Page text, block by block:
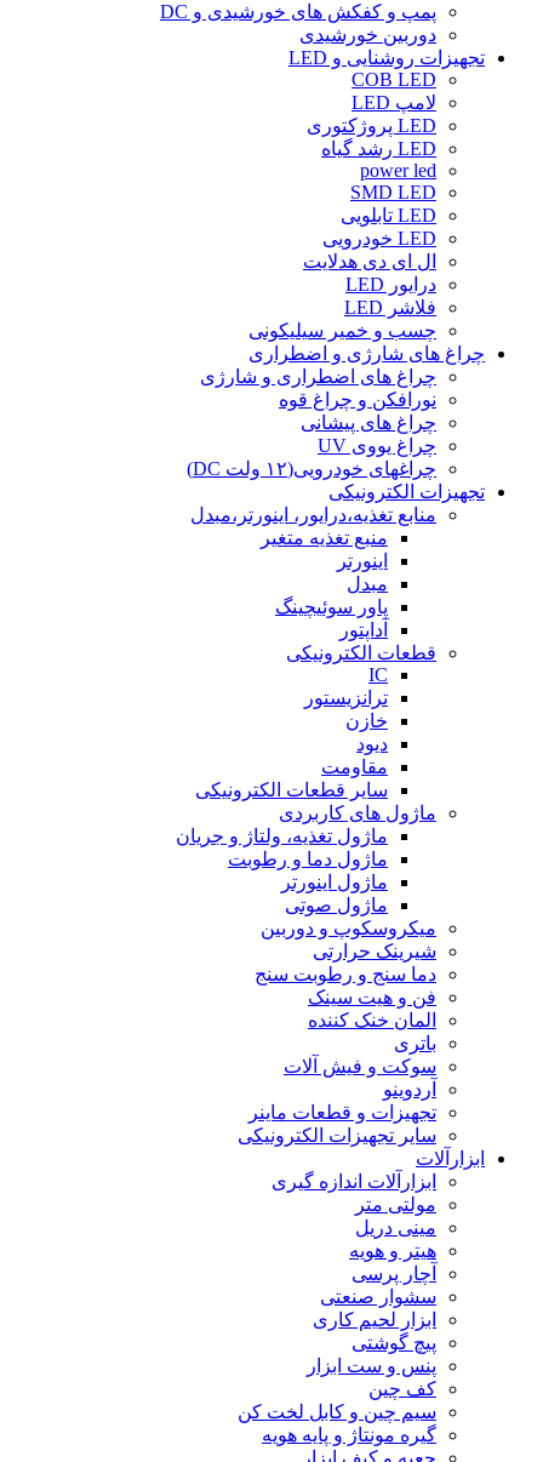
پمپ و کفکش های خورشیدی و DC
دوربین خورشیدی
تجهیزات روشنایی و LED
COB LED
لامپ LED
LED پروژکتوری
LED رشد گیاه
power led
SMD LED
LED تابلویی
LED خودرویی
ال ای دی هدلایت
درایور LED
فلاشر LED
چسب و خمیر سیلیکونی
چراغ های شارژی و اضطراری
چراغ های اضطراری و شارژی
نورافکن و چراغ قوه
چراغ های پیشانی
چراغ یووی UV
چراغهای خودرویی(۱۲ ولت DC)
تجهیزات الکترونیکی
منابع تغذیه،درایور، اینورتر،مبدل
منبع تغذیه متغیر
اینورتر
مبدل
پاور سوئیچینگ
آداپتور
قطعات الکترونیکی
IC
ترانزیستور
خازن
دیود
مقاومت
سایر قطعات الکترونیکی
ماژول های کاربردی
ماژول تغذیه، ولتاژ و جریان
ماژول دما و رطوبت
ماژول اینورتر
ماژول صوتی
میکروسکوپ و دوربین
شیرینک حرارتی
دما سنج و رطوبت سنج
فن و هیت سینک
المان خنک کننده
باتری
سوکت و فیش آلات
آردوینو
تجهیزات و قطعات ماینر
سایر تجهیزات الکترونیکی
ابزارآلات
ابزارآلات اندازه گیری
مولتی متر
مینی دریل
هیتر و هویه
آچار پرسی
سشوار صنعتی
ابزار لحیم کاری
پیچ گوشتی
پنس و ست ابزار
کف چین
سیم چین و کابل لخت کن
گیره مونتاژ و پایه هویه
جعبه و کیف ابزار